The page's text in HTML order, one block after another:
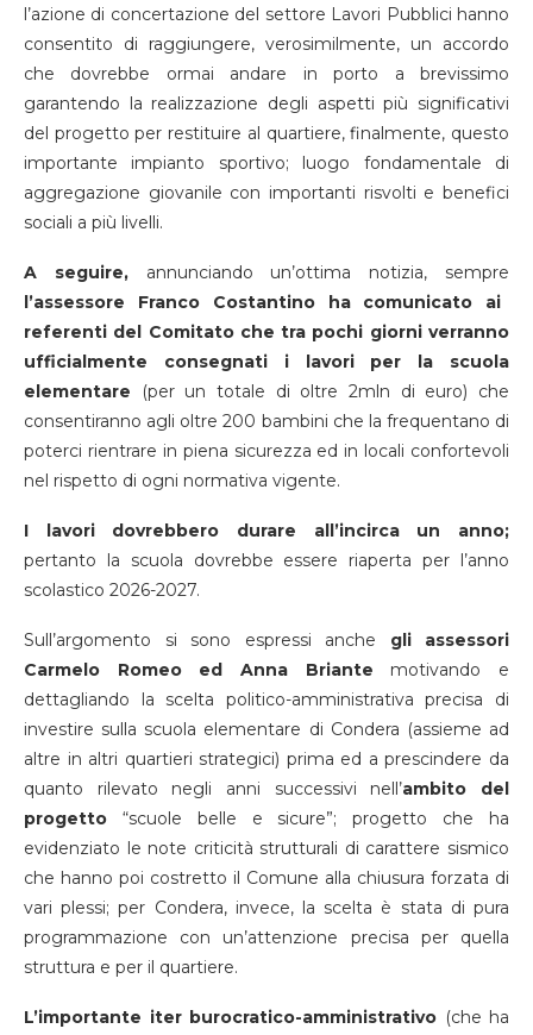
l’azione di concertazione del settore Lavori Pubblici hanno
consentito di raggiungere, verosimilmente, un accordo
che dovrebbe ormai andare in porto a brevissimo
garantendo la realizzazione degli aspetti più significativi
del progetto per restituire al quartiere, finalmente, questo
importante impianto sportivo; luogo fondamentale di
aggregazione giovanile con importanti risvolti e benefici
sociali a più livelli.
A seguire,annunciando un’ottima notizia, sempre
l’assessore Franco Costantino ha comunicato ai
referenti del Comitato che tra pochi giorni verranno
ufficialmente consegnati i lavori per la scuola
elementare (per un totale di oltre 2mln di euro) che
consentiranno agli oltre 200 bambini che la frequentano di
poterci rientrare in piena sicurezza ed in locali confortevoli
nel rispetto di ogni normativa vigente.
I lavori dovrebbero durare all’incirca un anno;
pertanto la scuola dovrebbe essere riaperta per l’anno
scolastico 2026-2027.
Sull’argomento si sono espressi anche gli assessori
Carmelo Romeo ed Anna Briante motivando e
dettagliando la scelta politico-amministrativa precisa di
investire sulla scuola elementare di Condera (assieme ad
altre in altri quartieri strategici) prima ed a prescindere da
quanto rilevato negli anni successivi nell’ambito del
progetto “scuole belle e sicure”; progetto che ha
evidenziato le note criticità strutturali di carattere sismico
che hanno poi costretto il Comune alla chiusura forzata di
vari plessi; per Condera, invece, la scelta è stata di pura
programmazione con un’attenzione precisa per quella
struttura e per il quartiere.
L’importante iter burocratico-amministrativo (che ha